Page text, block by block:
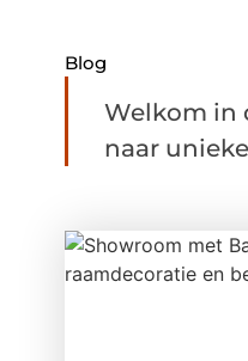
Blog
Welkom in
naar